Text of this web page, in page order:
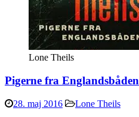
Lone Theils
Pigerne fra Englandsbåden
28. maj 2016
Lone Theils